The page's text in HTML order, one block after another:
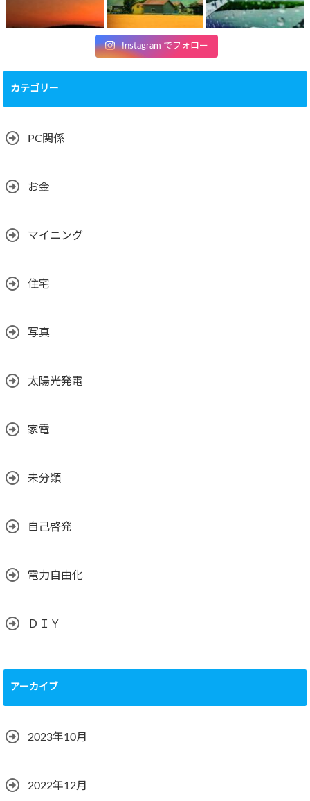
Instagram でフォロー
カテゴリー
PC関係
お金
マイニング
住宅
写真
太陽光発電
家電
未分類
自己啓発
電力自由化
ＤＩＹ
アーカイブ
2023年10月
2022年12月